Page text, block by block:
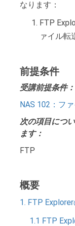
なります：
FTP
ァイル転
前提条件
受講前提条件：
NAS 102：フ
次の項目につ
ます：
FTP
概要
1. FTP
1.1 FTP